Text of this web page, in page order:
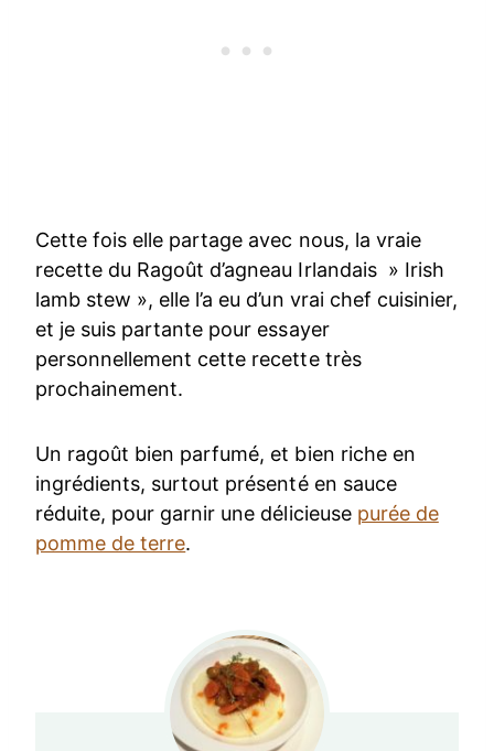
Cette fois elle partage avec nous, la vraie
recette du Ragoût d’agneau Irlandais » Irish
lamb stew », elle l’a eu d’un vrai chef cuisinier,
et je suis partante pour essayer
personnellement cette recette très
prochainement.
Un ragoût bien parfumé, et bien riche en
ingrédients, surtout présenté en sauce
réduite, pour garnir une délicieuse purée de
pomme de terre.